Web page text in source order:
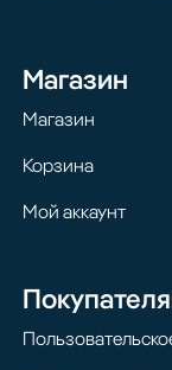
Магазин
Магазин
Корзина
Мой аккаунт